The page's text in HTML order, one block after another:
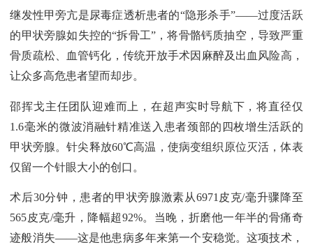
继发性甲旁亢是尿毒症透析患者的“隐形杀手”——过度活跃
的甲状旁腺如失控的“拆骨工”，将骨骼钙质抽空，导致严重
骨质疏松、血管钙化，传统开放手术因麻醉及出血风险高，
让众多高危患者望而却步。
邵挥戈主任团队迎难而上，在超声实时导航下，将直径仅
1.6毫米的微波消融针精准送入患者颈部的四枚增生活跃的
甲状旁腺。针尖释放60℃高温，使病变组织原位灭活，体表
仅留一个针眼大小的创口。
术后30分钟，患者的甲状旁腺激素从6971皮克/毫升骤降至
565皮克/毫升，降幅超92%。当晚，折磨他一年半的骨痛奇
迹般消失——这是他患病多年来第一个安稳觉。这项技术，